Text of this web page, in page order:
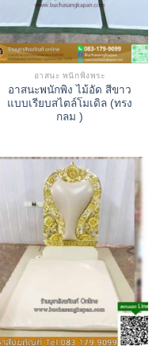
อาสนะ พนักพิงพระ
อาสนะพนักพิง ไม้อัด สีขาว
แบบเรียบสไตล์โมเดิล (ทรง
กลม )